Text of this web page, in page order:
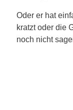
Oder er hat
kratzt oder die
noch nicht